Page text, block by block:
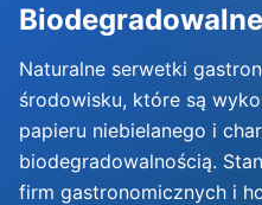
Biodegradowalne
Naturalne serwetki
środowisku, które są
papieru niebielanego i
biodegradowalnością.
firm gastronomicznych i